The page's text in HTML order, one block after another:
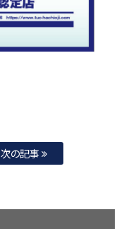
次の記事